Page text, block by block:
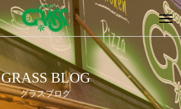
GRASS BLOG
グラスブログ